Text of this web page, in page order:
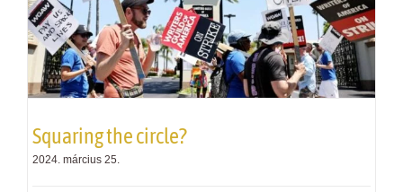
Squaring the circle?
2024. március 25.